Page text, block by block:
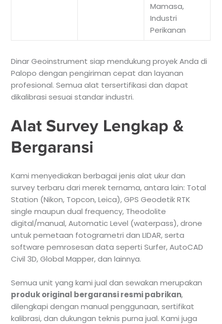
Mamasa,
Industri
Perikanan
Dinar Geoinstrument siap mendukung proyek Anda di
Palopo dengan pengiriman cepat dan layanan
profesional. Semua alat tersertifikasi dan dapat
dikalibrasi sesuai standar industri.
Alat Survey Lengkap &
Bergaransi
Kami menyediakan berbagai jenis alat ukur dan
survey terbaru dari merek ternama, antara lain: Total
Station (Nikon, Topcon, Leica), GPS Geodetik RTK
single maupun dual frequency, Theodolite
digital/manual, Automatic Level (waterpass), drone
untuk pemetaan fotogrametri dan LIDAR, serta
software pemrosesan data seperti Surfer, AutoCAD
Civil 3D, Global Mapper, dan lainnya.
Semua unit yang kami jual dan sewakan merupakan
produk original bergaransi resmi pabrikan,
dilengkapi dengan manual penggunaan, sertifikat
kalibrasi, dan dukungan teknis purna jual. Kami juga